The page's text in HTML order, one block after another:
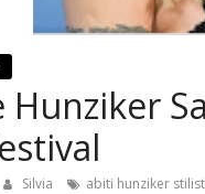
Hunziker
Silvia abiti hunziker